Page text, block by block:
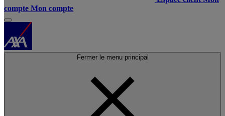
compte Mon compte
Fermer le menu principal